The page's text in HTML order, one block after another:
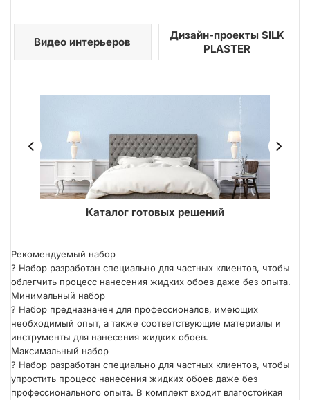
Видео интерьеров
Дизайн-проекты SILK
PLASTER
Каталог готовых решений
Рекомендуемый набор
? Набор разработан специально для частных клиентов, чтобы
облегчить процесс нанесения жидких обоев даже без опыта.
Минимальный набор
? Набор предназначен для профессионалов, имеющих
необходимый опыт, а также соответствующие материалы и
инструменты для нанесения жидких обоев.
Максимальный набор
? Набор разработан специально для частных клиентов, чтобы
упростить процесс нанесения жидких обоев даже без
профессионального опыта. В комплект входит влагостойкая